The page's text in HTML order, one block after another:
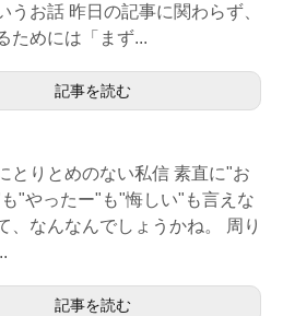
うお話 昨日の記事に関わらず、
ためには「まず...
記事を読む
とりとめのない私信 素直に"お
"やったー"も"悔しい"も言えな
、なんなんでしょうかね。 周り
記事を読む